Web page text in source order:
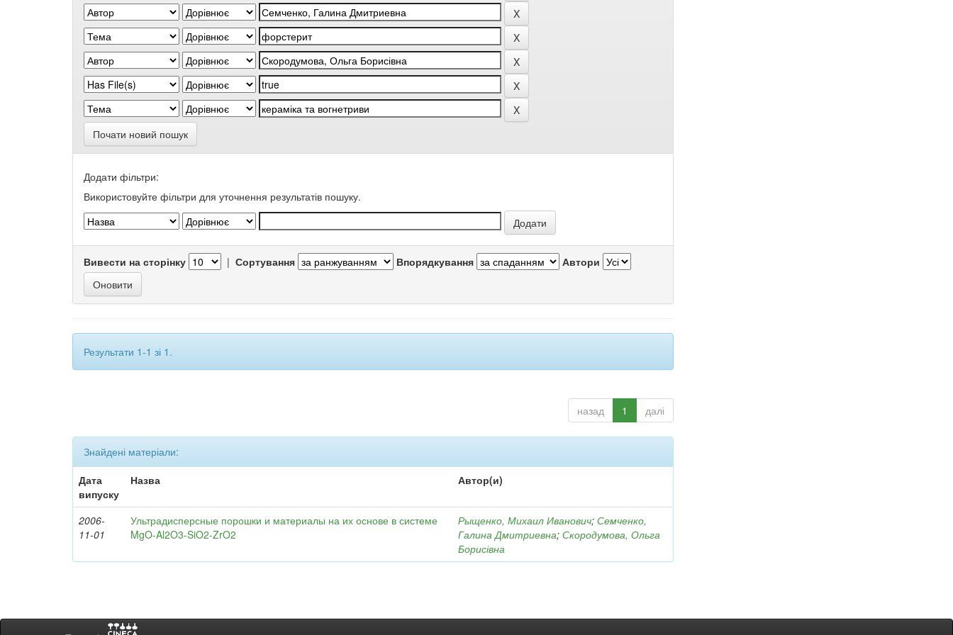
Почати новий пошук
Додати фільтри:
Використовуйте фільтри для уточнення результатів пошуку.
Вивести на сторінку | Сортування Впорядкування Автори
Результати 1-1 зі 1.
назад 1 далі
Знайдені матеріали:
Дата
випуску
Назва Автор(и)
2006-
11-01
Ультрадисперсные порошки и материалы на их основе в системе
MgO-Al2O3-SiO2-ZrO2
Рыщенко, Михаил Иванович;Семченко,
Галина Дмитриевна;Скородумова, Ольга
Борисівна